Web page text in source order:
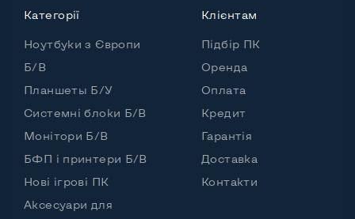
Категорії
Ноутбуки з Європи
Б/В
Планшеты Б/У
Системні блоки Б/В
Монітори Б/В
БФП і принтери Б/В
Нові ігрові ПК
Аксесуари для
Клієнтам
Підбір ПК
Оренда
Оплата
Кредит
Гарантія
Доставка
Контакти